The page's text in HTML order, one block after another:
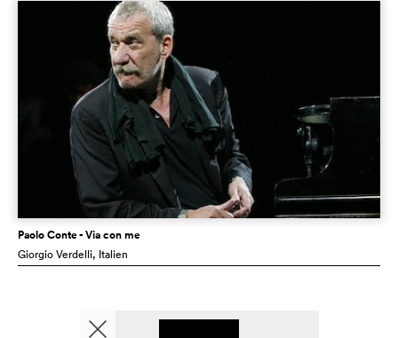
Paolo Conte - Via con me
Giorgio Verdelli, Italien